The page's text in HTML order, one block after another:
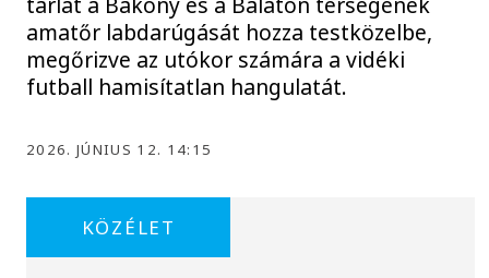
amatőr labdarúgását hozza testközelbe,
megőrizve az utókor számára a vidéki
futball hamisítatlan hangulatát.
2026. JÚNIUS 12. 14:15
KÖZÉLET